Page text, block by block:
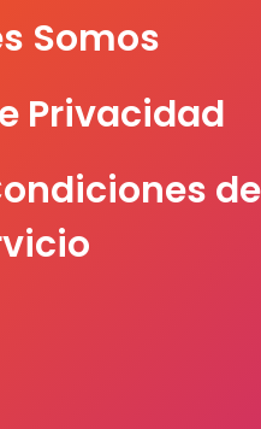
Somos
Privacidad